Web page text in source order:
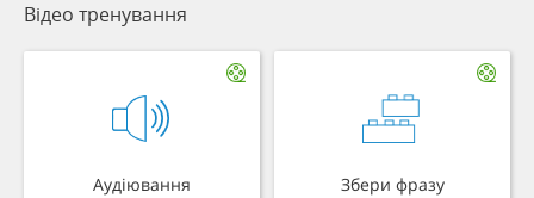
Відео тренування
Аудіювання Збери фразу